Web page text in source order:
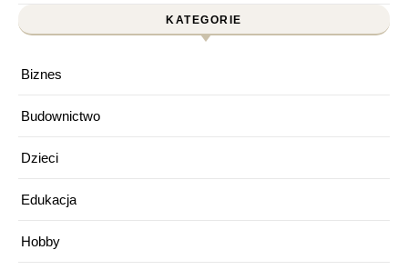
KATEGORIE
Biznes
Budownictwo
Dzieci
Edukacja
Hobby